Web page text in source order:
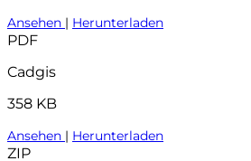
Ansehen | Herunterladen
PDF
Cadgis
358 KB
Ansehen | Herunterladen
ZIP